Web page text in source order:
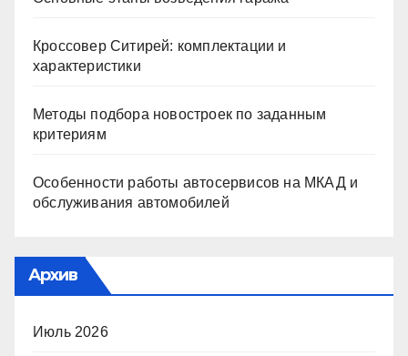
Кроссовер Ситирей: комплектации и
характеристики
Методы подбора новостроек по заданным
критериям
Особенности работы автосервисов на МКАД и
обслуживания автомобилей
Архив
Июль 2026